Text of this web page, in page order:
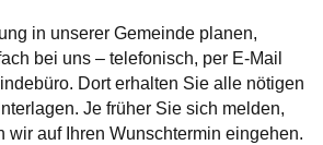
in unserer Gemeinde planen,
bei uns – telefonisch, per E-Mail
Dort erhalten Sie alle nötigen
Je früher Sie sich melden,
wir auf Ihren Wunschtermin eingehen.